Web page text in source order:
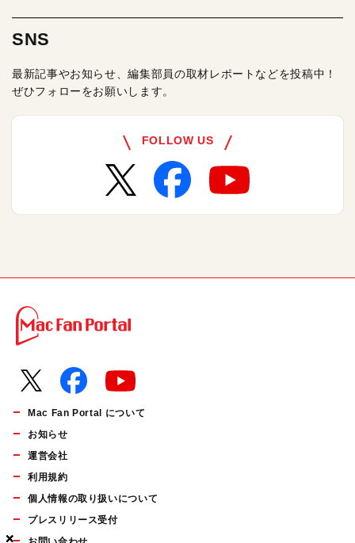
×
×
×
SNS
最新記事やお知らせ、編集部員の取材レポートなどを投稿中！
ぜひフォローをお願いします。
FOLLOW US
Mac Fan Portal について
お知らせ
運営会社
利用規約
個人情報の取り扱いについて
プレスリリース受付